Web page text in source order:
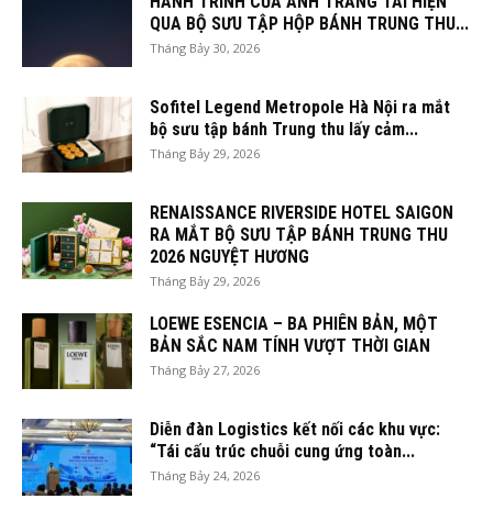
QUA BỘ SƯU TẬP HỘP BÁNH TRUNG THU...
Tháng Bảy 30, 2026
Sofitel Legend Metropole Hà Nội ra mắt
bộ sưu tập bánh Trung thu lấy cảm...
Tháng Bảy 29, 2026
RENAISSANCE RIVERSIDE HOTEL SAIGON
RA MẮT BỘ SƯU TẬP BÁNH TRUNG THU
2026 NGUYỆT HƯƠNG
Tháng Bảy 29, 2026
LOEWE ESENCIA – BA PHIÊN BẢN, MỘT
BẢN SẮC NAM TÍNH VƯỢT THỜI GIAN
Tháng Bảy 27, 2026
Diễn đàn Logistics kết nối các khu vực:
“Tái cấu trúc chuỗi cung ứng toàn...
Tháng Bảy 24, 2026